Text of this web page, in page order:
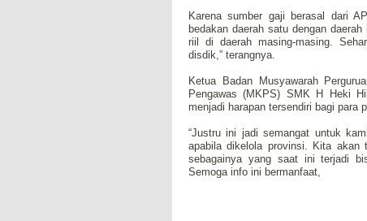
Karena sumber gaji berasal dari
bedakan daerah satu dengan
riil di daerah masing-masing.
disdik,” terangnya.
Ketua Badan Musyawarah
Pengawas (MKPS) SMK H Heki
menjadi harapan tersendiri bagi para
“Justru ini jadi semangat untuk
apabila dikelola provinsi. Kita akan
sebagainya yang saat ini terjadi
Semoga info ini bermanfaat,